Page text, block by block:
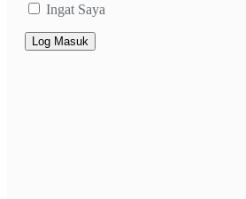
Ingat Saya